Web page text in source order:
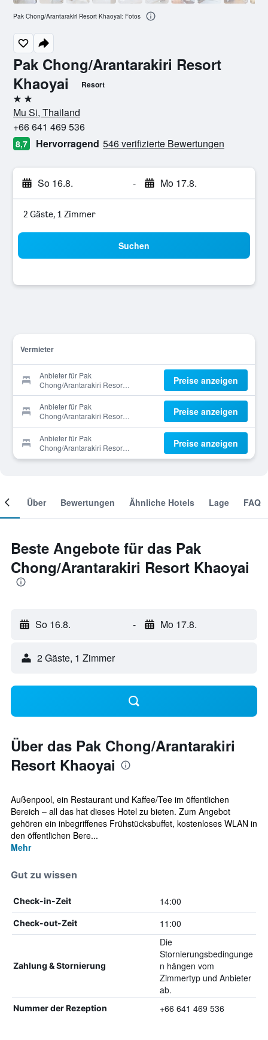
Pak Chong/Arantarakiri Resort
Khaoyai
Resort
2 Sterne
Mu Si, Thailand
+66 641 469 536
8,7 Hervorragend 546 verifizierte Bewertungen
So 16.8. - Mo 17.8.
2 Gäste, 1 Zimmer
Suchen
Vermieter
Anbieter für Pak
Chong/Arantarakiri Resort
Khaoyai
Preise anzeigen
Anbieter für Pak
Chong/Arantarakiri Resort
Khaoyai
Preise anzeigen
Anbieter für Pak
Chong/Arantarakiri Resort
Khaoyai
Preise anzeigen
Pak Chong/Arantarakiri Resort Khaoyai: Fotos
Über Bewertungen Ähnliche Hotels Lage FAQ
Beste Angebote für das Pak
Chong/Arantarakiri Resort Khaoyai
So 16.8. - Mo 17.8.
2 Gäste, 1 Zimmer
Über das Pak Chong/Arantarakiri
Resort Khaoyai
Außenpool, ein Restaurant und Kaffee/Tee im öffentlichen
Bereich – all das hat dieses Hotel zu bieten. Zum Angebot
gehören ein inbegriffenes Frühstücksbuffet, kostenloses WLAN in
den öffentlichen Bere...
Mehr
Gut zu wissen
Check-in-Zeit 14:00
Check-out-Zeit 11:00
Zahlung & Stornierung
Die
Stornierungsbedingunge
n hängen vom
Zimmertyp und Anbieter
ab.
Nummer der Rezeption +66 641 469 536